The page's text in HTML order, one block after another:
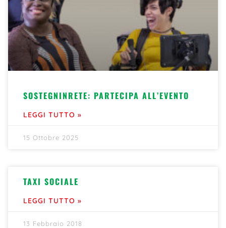
SOSTEGNINRETE: PARTECIPA ALL’EVENTO
LEGGI TUTTO »
15 Ottobre 2025
TAXI SOCIALE
LEGGI TUTTO »
13 Febbraio 2018